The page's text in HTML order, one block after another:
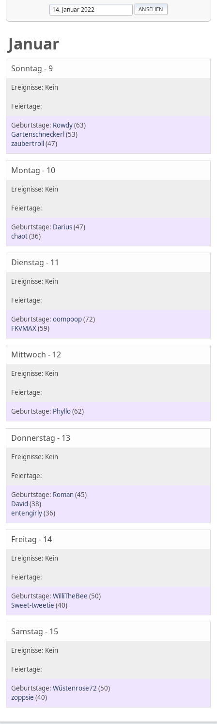
Januar
Sonntag - 9
Rowdy(63)
Gartenschneckerl (53)
zaubertroll (47)
Montag - 10
Darius(47)
chaot(36)
Dienstag - 11
oompoop(72)
FKVMAX(59)
Mittwoch - 12
Phyllo(62)
Donnerstag - 13
Roman(45)
David (38)
entengirly(36)
Freitag - 14
WilliTheBee (50)
Sweet-tweetie (40)
Samstag - 15
Wüstenrose72 (50)
zoppsie (40)